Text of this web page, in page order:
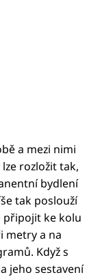
a mezi nimi
rozložit tak,
bydlení
tak poslouží
připojit ke kolu
metry a na
Když s
jeho sestavení